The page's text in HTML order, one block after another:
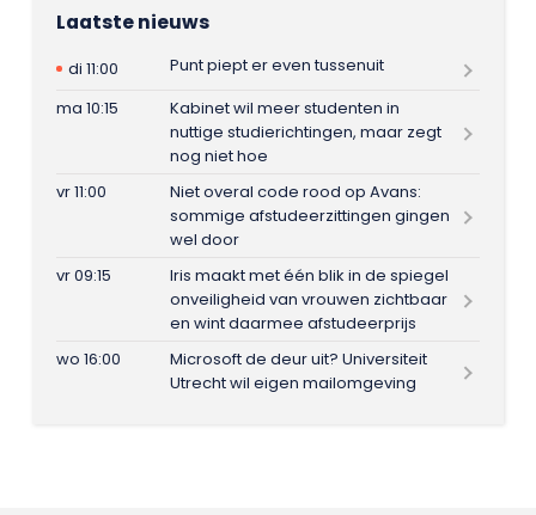
Laatste nieuws
di 11:00
Punt piept er even tussenuit
ma 10:15
Kabinet wil meer studenten in
nuttige studierichtingen, maar zegt
nog niet hoe
vr 11:00
Niet overal code rood op Avans:
sommige afstudeerzittingen gingen
wel door
vr 09:15
Iris maakt met één blik in de spiegel
onveiligheid van vrouwen zichtbaar
en wint daarmee afstudeerprijs
wo 16:00
Microsoft de deur uit? Universiteit
Utrecht wil eigen mailomgeving